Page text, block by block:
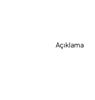
Açıklama